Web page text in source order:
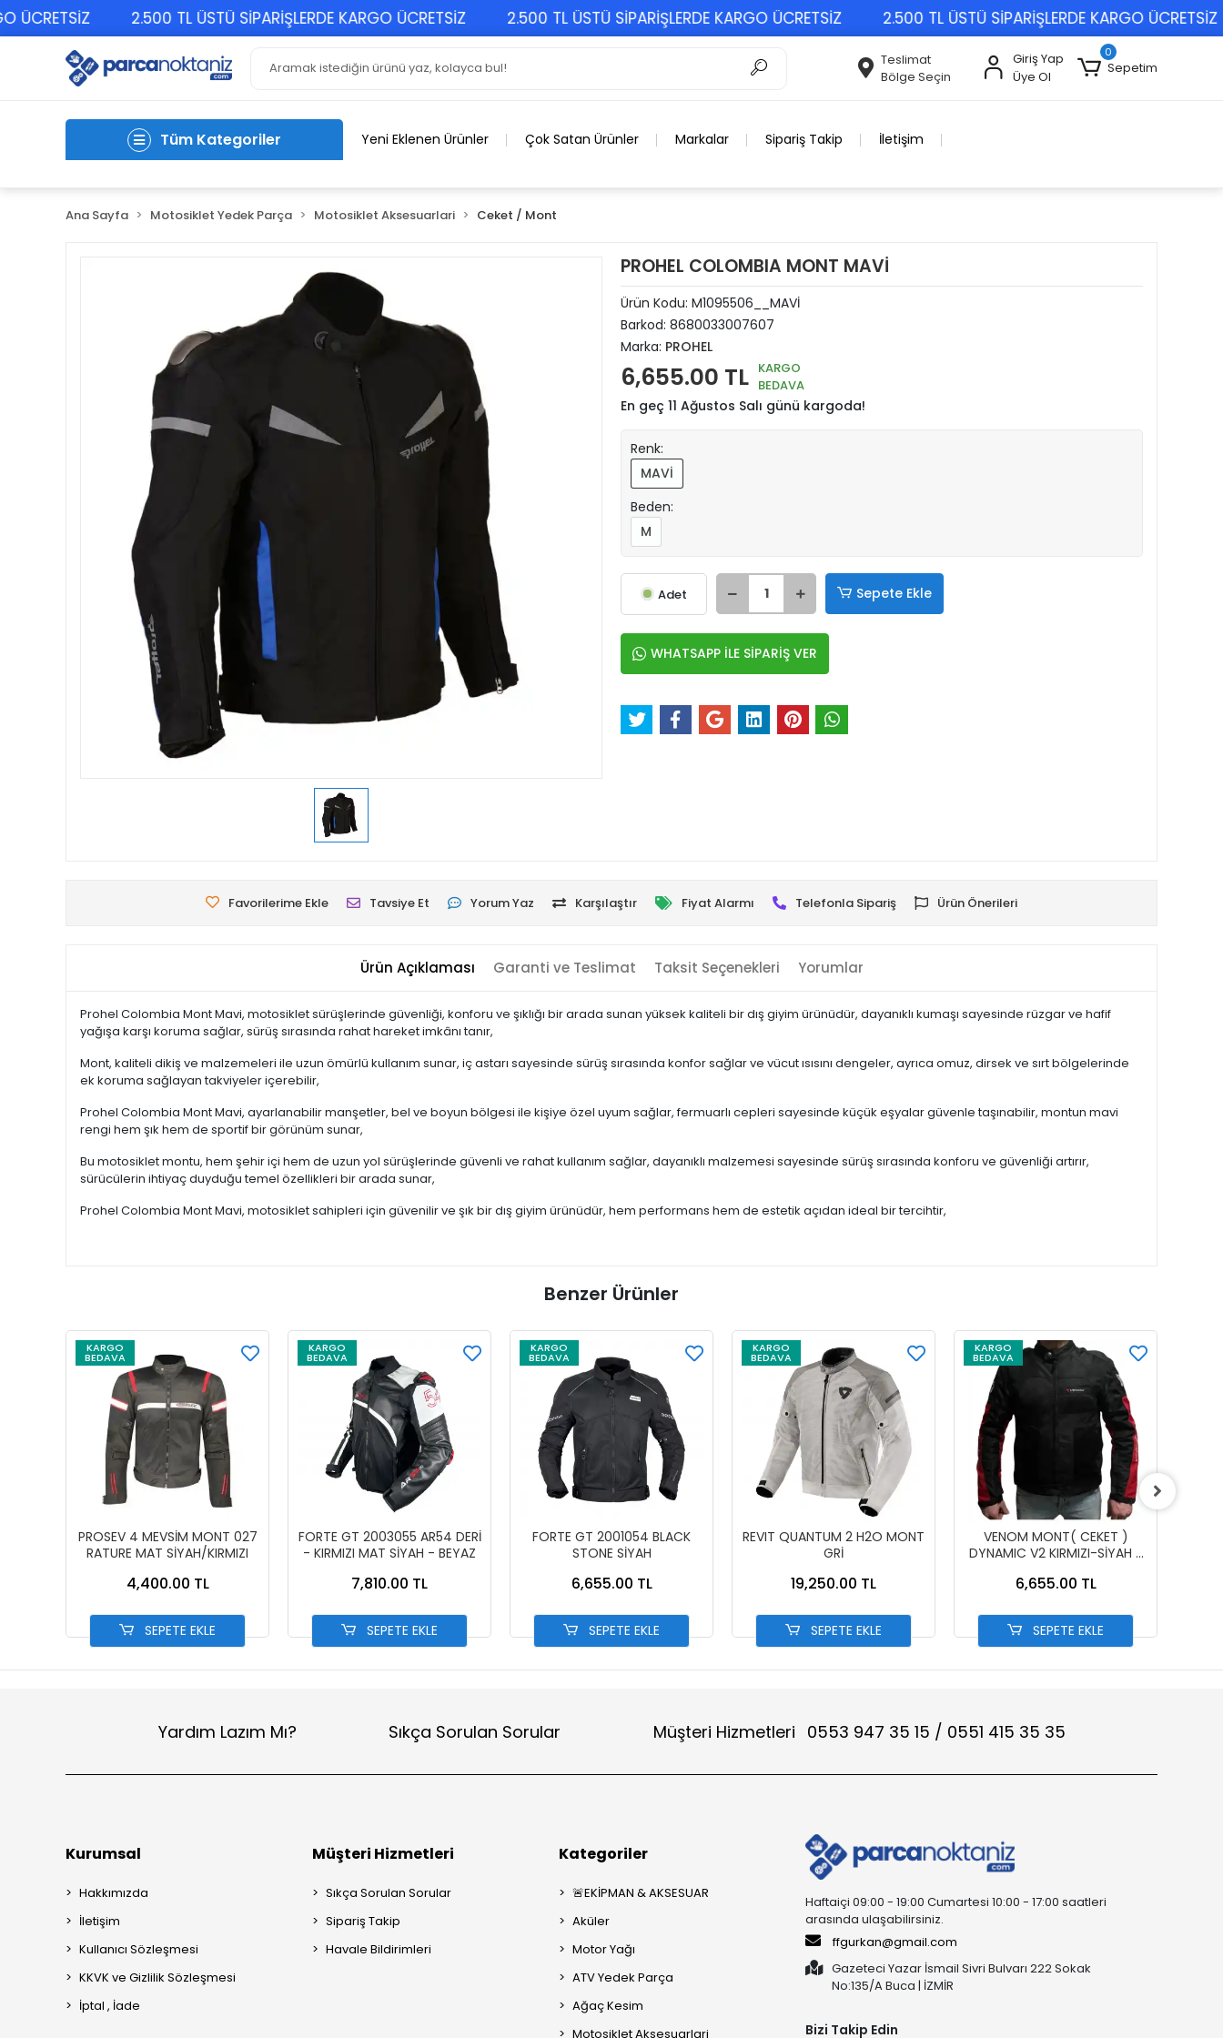
2.500 TL ÜSTÜ SİPARİŞLERDE KARGO ÜCRETSİZ 2.500 TL ÜSTÜ SİPARİŞLERDE KARGO ÜCRETSİZ 2.500 TL ÜSTÜ SİPARİŞLERDE KARGO ÜCRETSİZ
Teslimat
Bölge Seçin
Giriş Yap
Üye Ol
0
Sepetim
Tüm Kategoriler Yeni Eklenen Ürünler Çok Satan Ürünler Markalar Sipariş Takip İletişim
Ana Sayfa Motosiklet Yedek Parça Motosiklet Aksesuarlari Ceket / Mont
PROHEL COLOMBIA MONT MAVİ
Ürün Kodu: M1095506__MAVİ
Barkod: 8680033007607
Marka: PROHEL
6,655.00 TL KARGO
BEDAVA
En geç 11 Ağustos Salı günü kargoda!
Renk:
MAVİ
Beden:
M
Adet Sepete Ekle
WHATSAPP İLE SİPARİŞ VER
Favorilerime Ekle Tavsiye Et Yorum Yaz Karşılaştır Fiyat Alarmı Telefonla Sipariş Ürün Önerileri
Ürün Açıklaması Garanti ve Teslimat Taksit Seçenekleri Yorumlar
Prohel Colombia Mont Mavi, motosiklet sürüşlerinde güvenliği, konforu ve şıklığı bir arada sunan yüksek kaliteli bir dış giyim ürünüdür, dayanıklı kumaşı sayesinde rüzgar ve hafif
yağışa karşı koruma sağlar, sürüş sırasında rahat hareket imkânı tanır,
Mont, kaliteli dikiş ve malzemeleri ile uzun ömürlü kullanım sunar, iç astarı sayesinde sürüş sırasında konfor sağlar ve vücut ısısını dengeler, ayrıca omuz, dirsek ve sırt bölgelerinde
ek koruma sağlayan takviyeler içerebilir,
Prohel Colombia Mont Mavi, ayarlanabilir manşetler, bel ve boyun bölgesi ile kişiye özel uyum sağlar, fermuarlı cepleri sayesinde küçük eşyalar güvenle taşınabilir, montun mavi
rengi hem şık hem de sportif bir görünüm sunar,
Bu motosiklet montu, hem şehir içi hem de uzun yol sürüşlerinde güvenli ve rahat kullanım sağlar, dayanıklı malzemesi sayesinde sürüş sırasında konforu ve güvenliği artırır,
sürücülerin ihtiyaç duyduğu temel özellikleri bir arada sunar,
Prohel Colombia Mont Mavi, motosiklet sahipleri için güvenilir ve şık bir dış giyim ürünüdür, hem performans hem de estetik açıdan ideal bir tercihtir,
Benzer Ürünler
KARGO
BEDAVA
PROSEV 4 MEVSİM MONT 027
RATURE MAT SİYAH/KIRMIZI
4,400.00 TL
SEPETE EKLE
KARGO
BEDAVA
FORTE GT 2003055 AR54 DERİ
- KIRMIZI MAT SİYAH - BEYAZ
7,810.00 TL
SEPETE EKLE
KARGO
BEDAVA
FORTE GT 2001054 BLACK
STONE SİYAH
6,655.00 TL
SEPETE EKLE
KARGO
BEDAVA
REVIT QUANTUM 2 H2O MONT
GRİ
19,250.00 TL
SEPETE EKLE
KARGO
BEDAVA
VENOM MONT( CEKET )
DYNAMIC V2 KIRMIZI-SİYAH -
6,655.00 TL
SEPETE EKLE
Yardım Lazım Mı? Sıkça Sorulan Sorular Müşteri Hizmetleri 0553 947 35 15 / 0551 415 35 35
Kurumsal
Hakkımızda
İletişim
Kullanıcı Sözleşmesi
KKVK ve Gizlilik Sözleşmesi
İptal , İade
Müşteri Hizmetleri
Sıkça Sorulan Sorular
Sipariş Takip
Havale Bildirimleri
Kategoriler
🚨EKİPMAN & AKSESUAR
Aküler
Motor Yağı
ATV Yedek Parça
Ağaç Kesim
Motosiklet Aksesuarlari
Haftaiçi 09:00 - 19:00 Cumartesi 10:00 - 17:00 saatleri
arasında ulaşabilirsiniz.
ffgurkan@gmail.com
Gazeteci Yazar İsmail Sivri Bulvarı 222 Sokak
No:135/A Buca | İZMİR
Bizi Takip Edin